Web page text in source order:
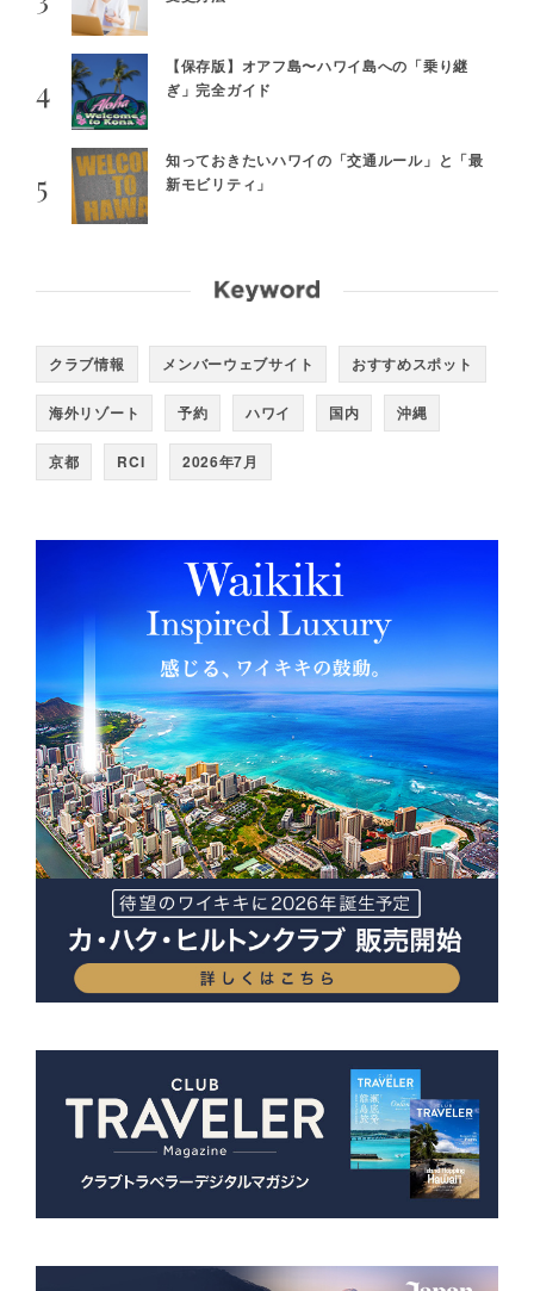
【保存版】オアフ島〜ハワイ島への「乗り継
ぎ」完全ガイド
知っておきたいハワイの「交通ルール」と「最
新モビリティ」
クラブ情報 メンバーウェブサイト おすすめスポット
海外リゾート 予約 ハワイ 国内 沖縄
京都 RCI 2026年7月